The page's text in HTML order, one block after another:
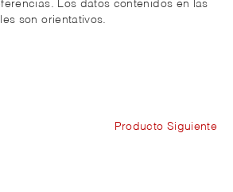
Los datos contenidos en las
son orientativos.
Producto Siguiente